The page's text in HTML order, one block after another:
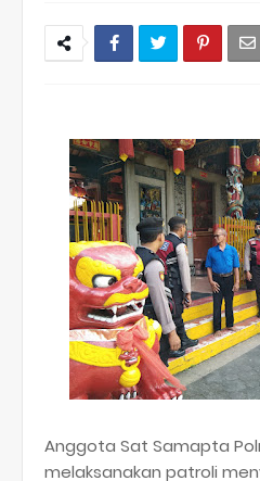
Anggota Sat Samapta
melaksanakan patroli